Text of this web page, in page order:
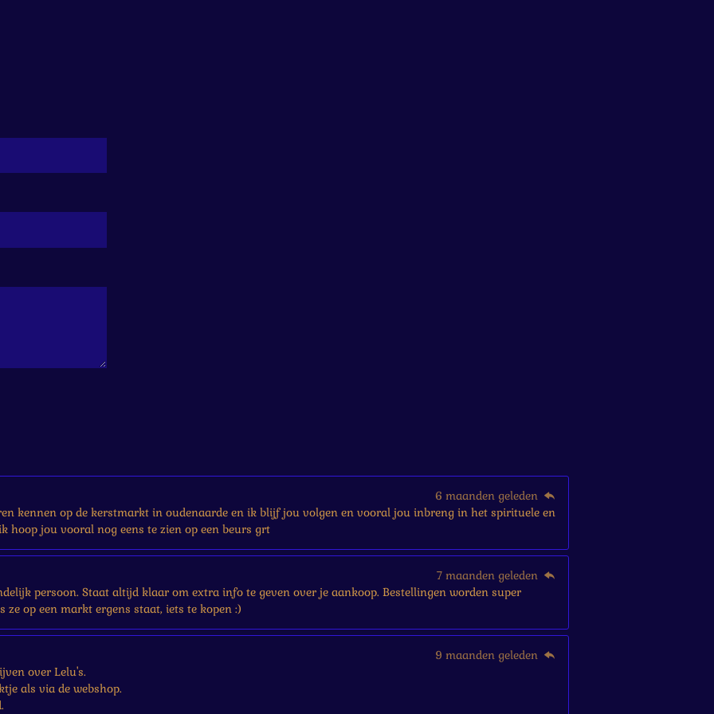
6 maanden geleden
kennen op de kerstmarkt in oudenaarde en ik blijf jou volgen en vooral jou inbreng in het spirituele en
hoop jou vooral nog eens te zien op een beurs grt
7 maanden geleden
persoon. Staat altijd klaar om extra info te geven over je aankoop. Bestellingen worden super
op een markt ergens staat, iets te kopen :)
9 maanden geleden
over Lelu's.
als via de webshop.